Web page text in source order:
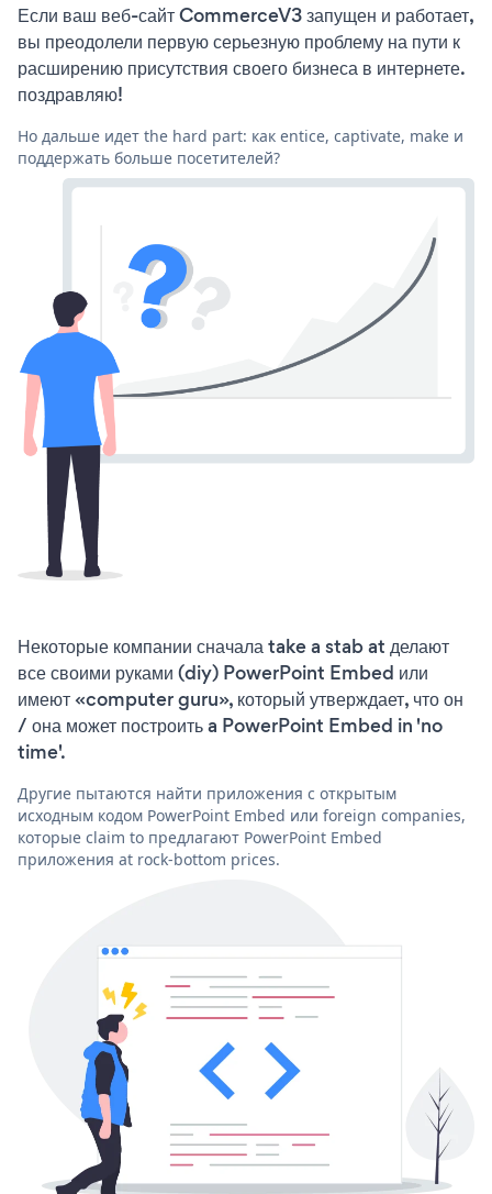
Если ваш веб-сайт CommerceV3 запущен и работает,
вы преодолели первую серьезную проблему на пути к
расширению присутствия своего бизнеса в интернете.
поздравляю!
Но дальше идет the hard part: как entice, captivate, make и
поддержать больше посетителей?
Некоторые компании сначала take a stab at делают
все своими руками (diy) PowerPoint Embed или
имеют «computer guru», который утверждает, что он
/ она может построить a PowerPoint Embed in 'no
time'.
Другие пытаются найти приложения с открытым
исходным кодом PowerPoint Embed или foreign companies,
которые claim to предлагают PowerPoint Embed
приложения at rock-bottom prices.